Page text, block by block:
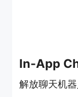
In-App
解放聊天机